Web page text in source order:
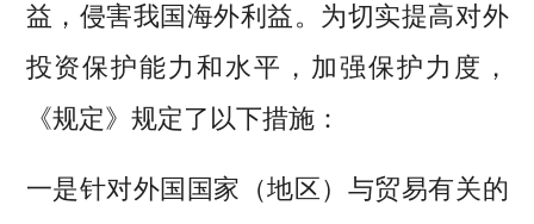
益，侵害我国海外利益。为切实提高对外
投资保护能力和水平，加强保护力度，
《规定》规定了以下措施：
一是针对外国国家（地区）与贸易有关的